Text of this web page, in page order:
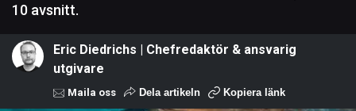
10 avsnitt.
Eric Diedrichs | Chefredaktör & ansvarig
utgivare
Maila oss Dela artikeln Kopiera länk